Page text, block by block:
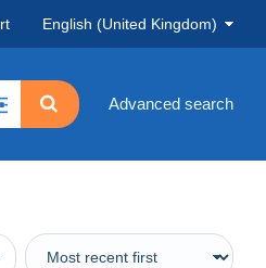
English (United Kingdom)
Advanced search